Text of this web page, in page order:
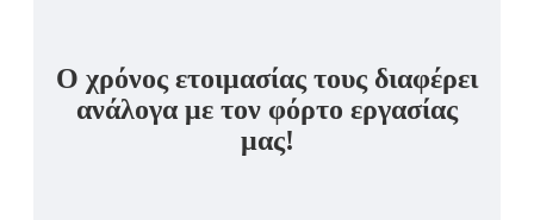
Ο χρόνος ετοιμασίας τους διαφέρει
ανάλογα με τον φόρτο εργασίας
μας!